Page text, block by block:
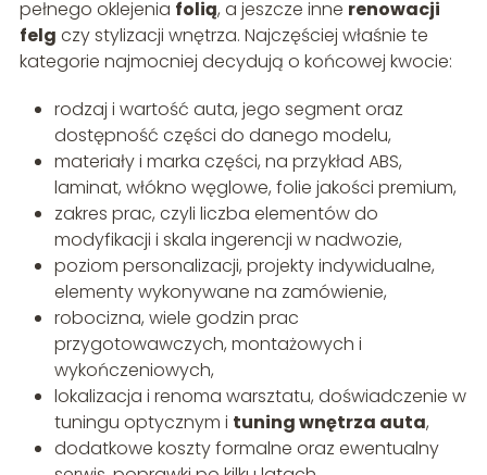
pełnego oklejenia folią, a jeszcze inne renowacji
felg czy stylizacji wnętrza. Najczęściej właśnie te
kategorie najmocniej decydują o końcowej kwocie:
rodzaj i wartość auta, jego segment oraz
dostępność części do danego modelu,
materiały i marka części, na przykład ABS,
laminat, włókno węglowe, folie jakości premium,
zakres prac, czyli liczba elementów do
modyfikacji i skala ingerencji w nadwozie,
poziom personalizacji, projekty indywidualne,
elementy wykonywane na zamówienie,
robocizna, wiele godzin prac
przygotowawczych, montażowych i
wykończeniowych,
lokalizacja i renoma warsztatu, doświadczenie w
tuningu optycznym i tuning wnętrza auta,
dodatkowe koszty formalne oraz ewentualny